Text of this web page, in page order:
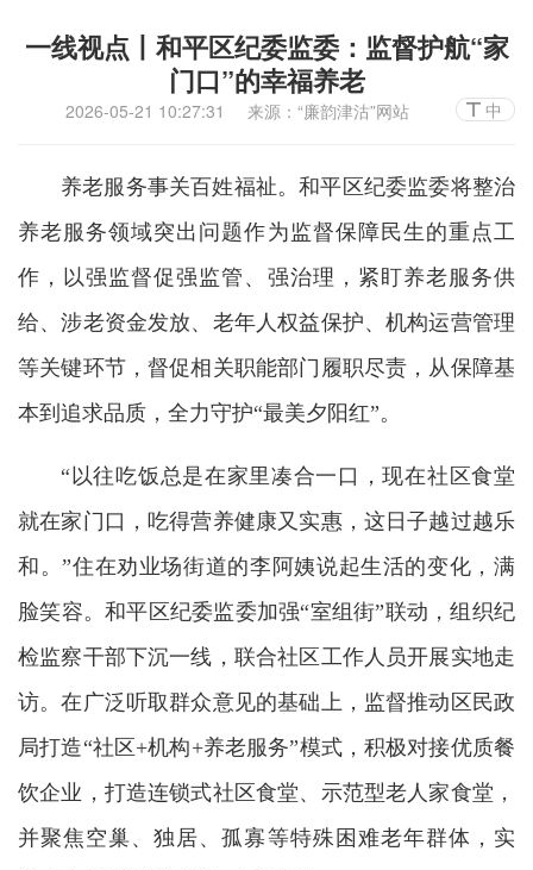
一线视点丨和平区纪委监委：监督护航“家
门口”的幸福养老
2026-05-21 10:27:31 来源：“廉韵津沽”网站 中
养老服务事关百姓福祉。和平区纪委监委将整治
养老服务领域突出问题作为监督保障民生的重点工
作，以强监督促强监管、强治理，紧盯养老服务供
给、涉老资金发放、老年人权益保护、机构运营管理
等关键环节，督促相关职能部门履职尽责，从保障基
本到追求品质，全力守护“最美夕阳红”。
“以往吃饭总是在家里凑合一口，现在社区食堂
就在家门口，吃得营养健康又实惠，这日子越过越乐
和。”住在劝业场街道的李阿姨说起生活的变化，满
脸笑容。和平区纪委监委加强“室组街”联动，组织纪
检监察干部下沉一线，联合社区工作人员开展实地走
访。在广泛听取群众意见的基础上，监督推动区民政
局打造“社区+机构+养老服务”模式，积极对接优质餐
饮企业，打造连锁式社区食堂、示范型老人家食堂，
并聚焦空巢、独居、孤寡等特殊困难老年群体，实